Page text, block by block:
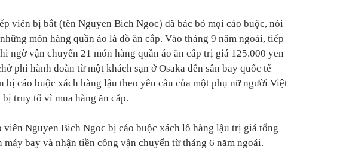
viên bị bắt (tên Nguyen Bich Ngoc) đã bác bỏ mọi cáo buộc, nói
món hàng quần áo là đồ ăn cắp. Vào tháng 9 năm ngoái, tiếp
ngờ vận chuyển 21 món hàng quần áo ăn cắp trị giá 125.000 yen
phi hành đoàn từ một khách sạn ở Osaka đến sân bay quốc tế
bị cáo buộc xách hàng lậu theo yêu cầu của một phụ nữ người Việt
truy tố vì mua hàng ăn cắp.
Nguyen Bich Ngoc bị cáo buộc xách lô hàng lậu trị giá tổng
bay và nhận tiền công vận chuyển từ tháng 6 năm ngoái.